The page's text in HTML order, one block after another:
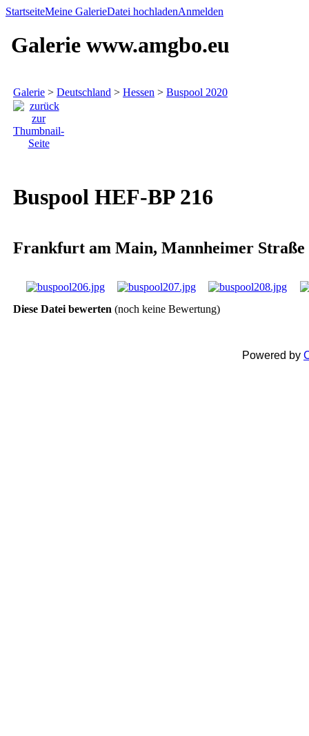
StartseiteMeine GalerieDatei hochladenAnmelden
Galerie www.amgbo.eu
Galerie > Deutschland > Hessen > Buspool 2020
Buspool HEF-BP 216
Frankfurt am Main, Mannheimer Straße
Diese Datei bewerten (noch keine Bewertung)
Powered by